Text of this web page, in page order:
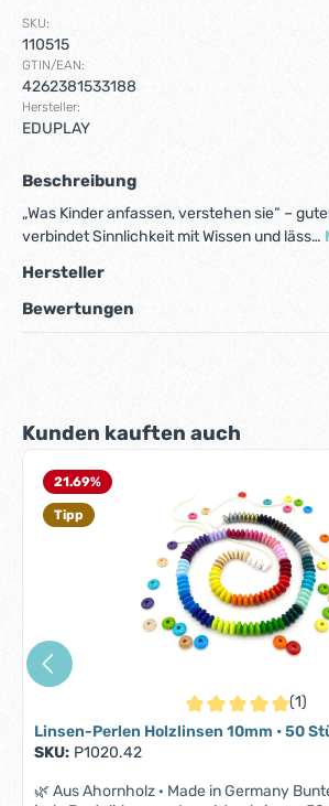
SKU:
110515
GTIN/EAN:
4262381533188
Hersteller:
EDUPLAY
Beschreibung
„Was Kinder anfassen, verstehen sie“ –
verbindet Sinnlichkeit mit Wissen und läss…
Hersteller
Bewertungen
Produktgalerie überspringen
Kunden kauften auch
21.69%
Tipp
Durchschnittliche
(1)
Linsen-Perlen Holzlinsen 10mm • 50
SKU: P1020.42
🌿 Aus Ahornholz · Made in Germany